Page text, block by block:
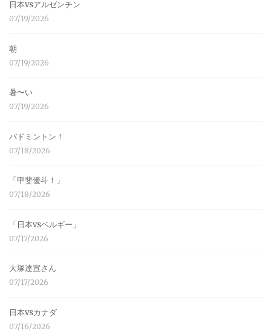
日本vsアルゼンチン
07/19/2026
朝
07/19/2026
暑〜い
07/19/2026
バドミントン！
07/18/2026
「甲斐優斗！」
07/18/2026
「日本vsベルギー」
07/17/2026
大塚達宣さん
07/17/2026
日本vsカナダ
07/16/2026